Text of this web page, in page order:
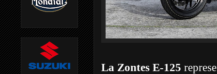
La Zontes E-125